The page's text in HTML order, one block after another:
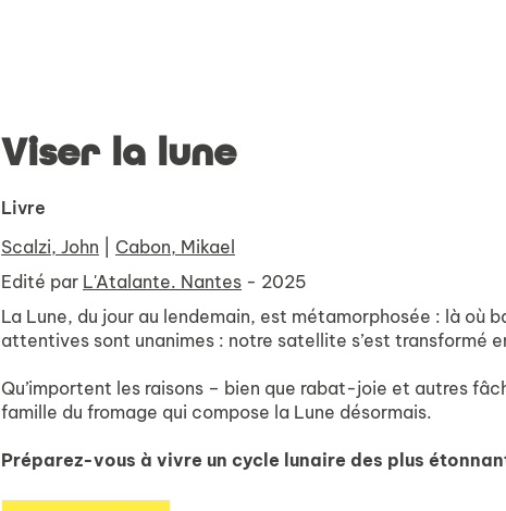
Viser la lune
Livre
Scalzi, John
Cabon, Mikael
Edité par L'Atalante. Nantes - 2025
La Lune, du jour au lendemain, est métamorphosée : là
attentives sont unanimes : notre satellite s’est transformé
Qu’importent les raisons – bien que rabat-joie et autres
famille du fromage qui compose la Lune désormais.
Préparez-vous à vivre un cycle lunaire des plus